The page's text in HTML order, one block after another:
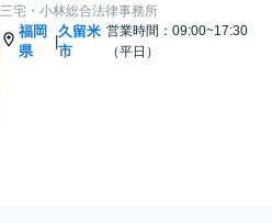
三宅・小林総合法律事務所
福岡
県
|
久留米
市
営業時間：09:00~17:30
（平日）